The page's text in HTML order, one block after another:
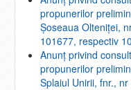
propunerilor
Șoseaua Olteniței,
101677, respectiv
Anunţ privind
propunerilor
Splaiul Unirii, fnr.,